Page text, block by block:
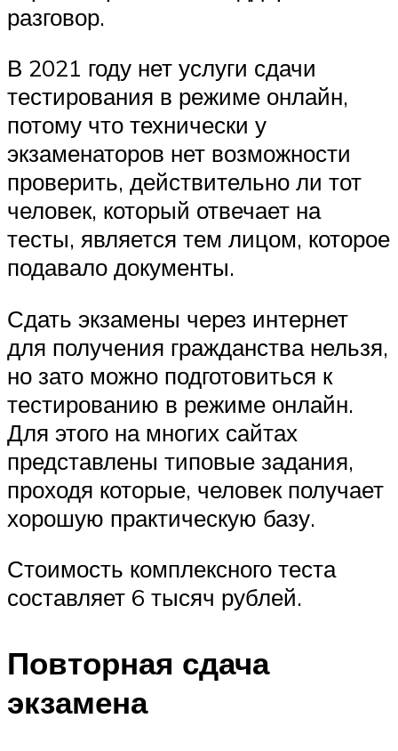
разговор.
В 2021 году нет услуги сдачи
тестирования в режиме онлайн,
потому что технически у
экзаменаторов нет возможности
проверить, действительно ли тот
человек, который отвечает на
тесты, является тем лицом, которое
подавало документы.
Сдать экзамены через интернет
для получения гражданства нельзя,
но зато можно подготовиться к
тестированию в режиме онлайн.
Для этого на многих сайтах
представлены типовые задания,
проходя которые, человек получает
хорошую практическую базу.
Стоимость комплексного теста
составляет 6 тысяч рублей.
Повторная сдача
экзамена